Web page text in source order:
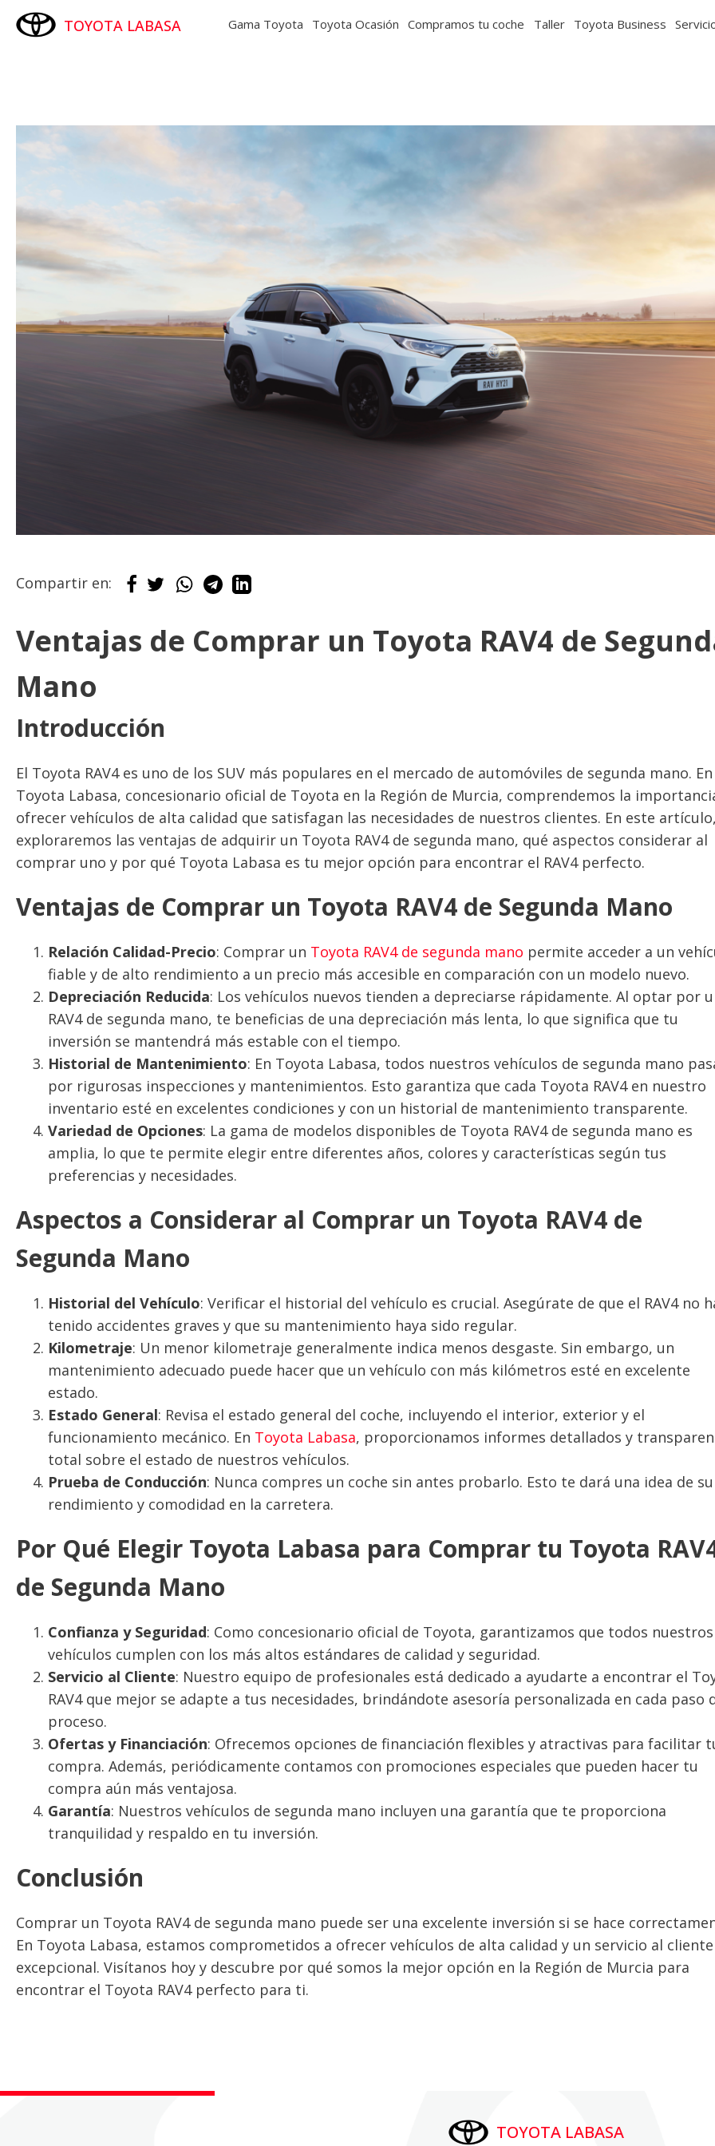
TOYOTA LABASA Gama Toyota Toyota Ocasión Compramos tu coche Taller Toyota Business
Compartir en:
Ventajas de Comprar un Toyota RAV4 de
Mano
Introducción
El Toyota RAV4 es uno de los SUV más populares en el mercado de automóviles de segunda mano. En
Toyota Labasa, concesionario oficial de Toyota en la Región de Murcia, comprendemos la
ofrecer vehículos de alta calidad que satisfagan las necesidades de nuestros clientes. En este
exploraremos las ventajas de adquirir un Toyota RAV4 de segunda mano, qué aspectos considerar al
comprar uno y por qué Toyota Labasa es tu mejor opción para encontrar el RAV4 perfecto.
Ventajas de Comprar un Toyota RAV4 de Segunda Mano
Relación Calidad-Precio: Comprar un Toyota RAV4 de segunda mano permite acceder a un
fiable y de alto rendimiento a un precio más accesible en comparación con un modelo nuevo.
Depreciación Reducida: Los vehículos nuevos tienden a depreciarse rápidamente. Al optar por
RAV4 de segunda mano, te beneficias de una depreciación más lenta, lo que significa que tu
inversión se mantendrá más estable con el tiempo.
Historial de Mantenimiento: En Toyota Labasa, todos nuestros vehículos de segunda mano
por rigurosas inspecciones y mantenimientos. Esto garantiza que cada Toyota RAV4 en nuestro
inventario esté en excelentes condiciones y con un historial de mantenimiento transparente.
Variedad de Opciones: La gama de modelos disponibles de Toyota RAV4 de segunda mano es
amplia, lo que te permite elegir entre diferentes años, colores y características según tus
preferencias y necesidades.
Aspectos a Considerar al Comprar un Toyota RAV4 de
Segunda Mano
Historial del Vehículo: Verificar el historial del vehículo es crucial. Asegúrate de que el RAV4 no
tenido accidentes graves y que su mantenimiento haya sido regular.
Kilometraje: Un menor kilometraje generalmente indica menos desgaste. Sin embargo, un
mantenimiento adecuado puede hacer que un vehículo con más kilómetros esté en excelente
estado.
Estado General: Revisa el estado general del coche, incluyendo el interior, exterior y el
funcionamiento mecánico. En Toyota Labasa, proporcionamos informes detallados y
total sobre el estado de nuestros vehículos.
Prueba de Conducción: Nunca compres un coche sin antes probarlo. Esto te dará una idea de su
rendimiento y comodidad en la carretera.
Por Qué Elegir Toyota Labasa para Comprar tu Toyota
de Segunda Mano
Confianza y Seguridad: Como concesionario oficial de Toyota, garantizamos que todos nuestros
vehículos cumplen con los más altos estándares de calidad y seguridad.
Servicio al Cliente: Nuestro equipo de profesionales está dedicado a ayudarte a encontrar el
RAV4 que mejor se adapte a tus necesidades, brindándote asesoría personalizada en cada paso
proceso.
Ofertas y Financiación: Ofrecemos opciones de financiación flexibles y atractivas para facilitar
compra. Además, periódicamente contamos con promociones especiales que pueden hacer tu
compra aún más ventajosa.
Garantía: Nuestros vehículos de segunda mano incluyen una garantía que te proporciona
tranquilidad y respaldo en tu inversión.
Conclusión
Comprar un Toyota RAV4 de segunda mano puede ser una excelente inversión si se hace
En Toyota Labasa, estamos comprometidos a ofrecer vehículos de alta calidad y un servicio al cliente
excepcional. Visítanos hoy y descubre por qué somos la mejor opción en la Región de Murcia para
encontrar el Toyota RAV4 perfecto para ti.
TOYOTA LABASA